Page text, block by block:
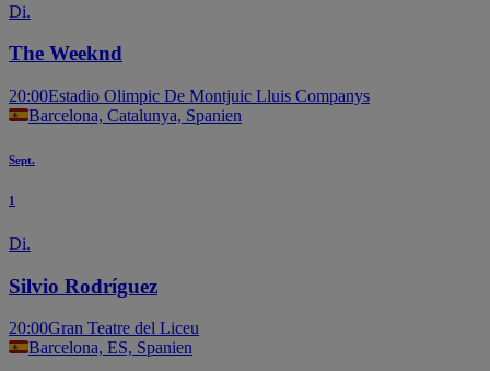
Di.
The Weeknd
20:00Estadio Olimpic De Montjuic Lluis Companys
Barcelona, Catalunya, Spanien
Sept.
1
Di.
Silvio Rodríguez
20:00Gran Teatre del Liceu
Barcelona, ES, Spanien